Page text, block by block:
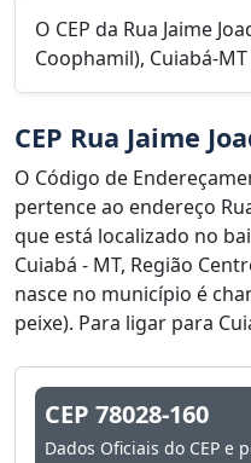
O CEP da Rua Jaime
Coophamil), Cuiabá-
CEP Rua Jaime
O Código de
pertence ao endereço
que está localizado no
Cuiabá - MT, Região
nasce no município é
peixe). Para ligar para
CEP 78028-160
Dados Oficiais do CEP e